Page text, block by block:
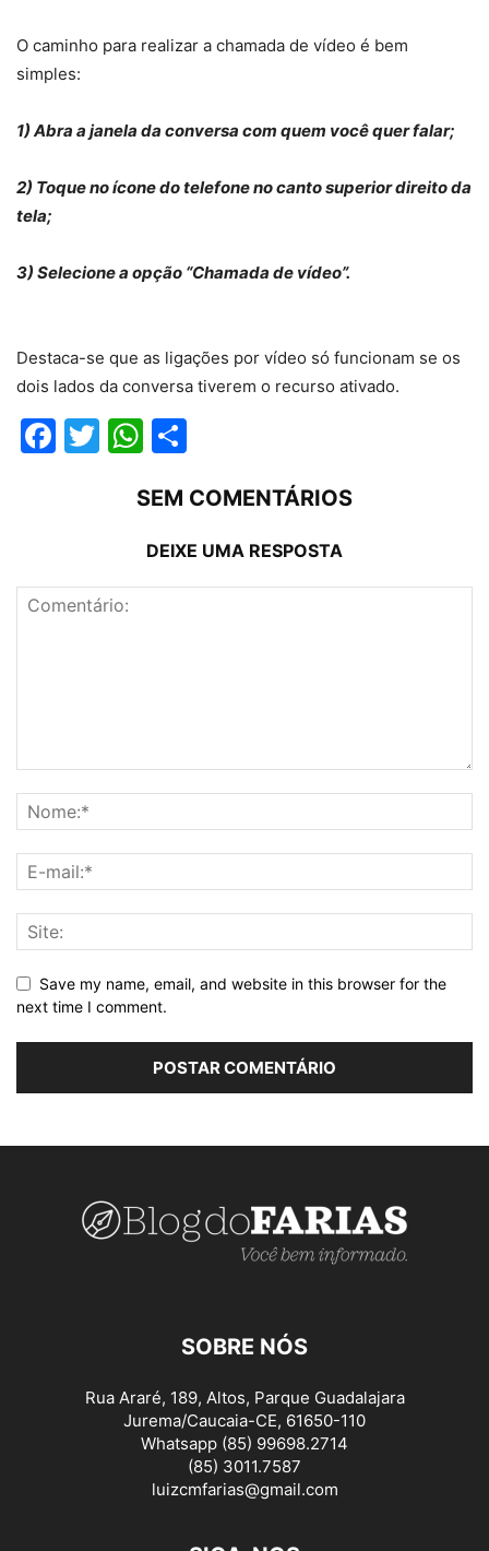
O caminho para realizar a chamada de vídeo é bem
simples:
1) Abra a janela da conversa com quem você quer falar;
2) Toque no ícone do telefone no canto superior direito da
tela;
3) Selecione a opção “Chamada de vídeo”.
Destaca-se que as ligações por vídeo só funcionam se os
dois lados da conversa tiverem o recurso ativado.
Facebook
TwitterWhatsApp
SEM COMENTÁRIOS
DEIXE UMA RESPOSTA
Save my name, email, and website in this browser for the
next time I comment.
SOBRE NÓS
Rua Araré, 189, Altos, Parque Guadalajara
Jurema/Caucaia-CE, 61650-110
Whatsapp (85) 99698.2714
(85) 3011.7587
luizcmfarias@gmail.com